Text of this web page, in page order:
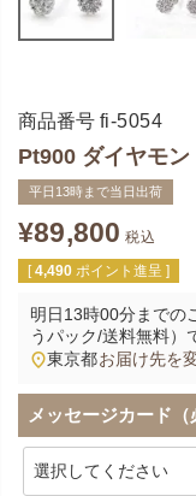
商品番号 fi-5054
Pt900 ダイヤモン
平日13時まで当日出荷
¥89,800 税込
[ 4,490 ポイント進呈 ]
明日13時00分までの
うパック/送料無料）
東京都お届け先を
メッセージカード（